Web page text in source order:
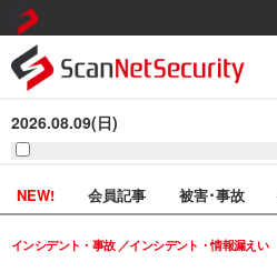
2026.08.09(日)
NEW! 会員記事 被害･事故
インシデント・事故 インシデント・情報漏えい